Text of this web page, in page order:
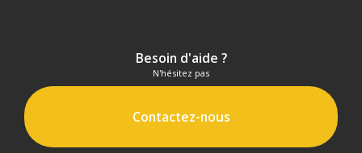
Besoin d'aide ?
N'hésitez pas
Contactez-nous